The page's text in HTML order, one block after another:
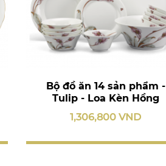
Bộ đồ ăn 14 sản phẩm -
Tulip - Loa Kèn Hồng
1,306,800 VND